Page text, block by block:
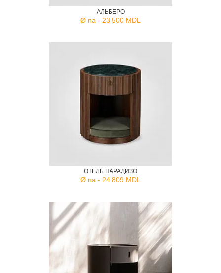
АЛЬБЕРО
Ø na - 23 500 MDL
ОТЕЛЬ ПАРАДИЗО
Ø na - 24 809 MDL